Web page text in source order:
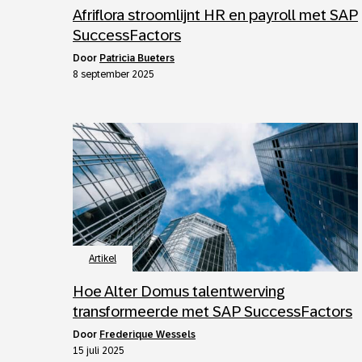
Afriflora stroomlijnt HR en payroll met SAP
SuccessFactors
door Patricia Bueters
8 september 2025
Artikel
Hoe Alter Domus talentwerving
transformeerde met SAP SuccessFactors
door Frederique Wessels
15 juli 2025